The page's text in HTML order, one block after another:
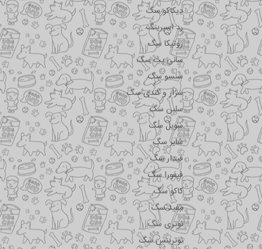
دیکاکو سگ
رد اسپرینگ
روتیکا سگ
سانی پت سگ
سنسو سگ
سزار و کندی سگ
سلبن سگ
سویل سگ
شایر سگ
فیدار سگ
فیفورا سگ
کاکو سگ
مفید سگ
نوتری سگ
نوترینس سگ